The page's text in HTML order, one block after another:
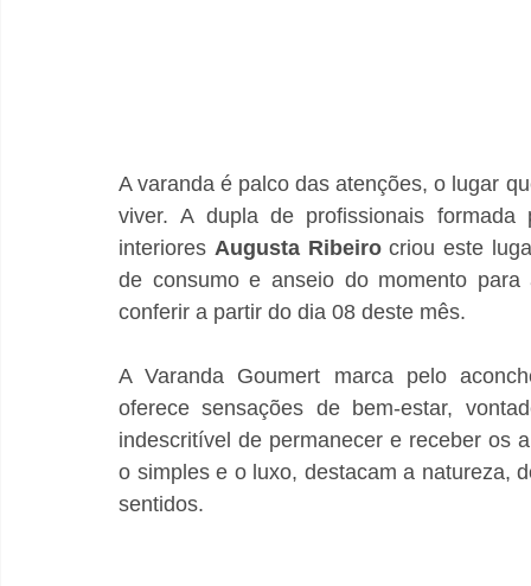
A varanda é palco das atenções, o lugar
viver. A dupla de profissionais
interiores Augusta Ribeiro criou este
de consumo e anseio do momento
conferir a partir do dia 08 deste mês.
A Varanda Goumert marca pelo
oferece sensações de bem-estar,
indescritível de permanecer e receber os
o simples e o luxo, destacam a natureza,
sentidos.